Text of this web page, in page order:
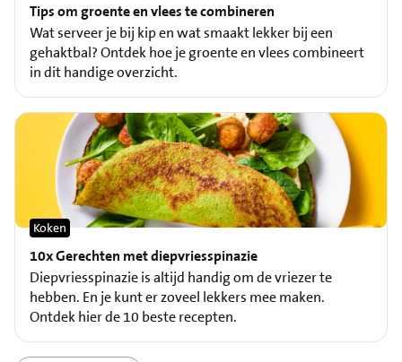
Tips om groente en vlees te combineren
Wat serveer je bij kip en wat smaakt lekker bij een
gehaktbal? Ontdek hoe je groente en vlees combineert
in dit handige overzicht.
10x Gerechten met diepvriesspinazie
Koken
Diepvriesspinazie is altijd handig om de vriezer te
hebben. En je kunt er zoveel lekkers mee maken.
Ontdek hier de 10 beste recepten.